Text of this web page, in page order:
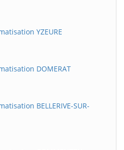
YZEURE
DOMERAT
BELLERIVE-SUR-